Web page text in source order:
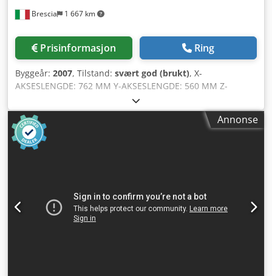
Brescia 1 667 km
Prisinformasjon Ring
Byggeår: 2007, Tilstand: svært god (brukt), X-
AKSESLENGDE: 762 MM Y-AKSESLENGDE: 560 MM Z-
AKSESLENGDE: 460 MM SPINDELHASTIGHET: 15 000 O/MIN
SPINDELKONUS: BT 40 BORDSTØRRELSE: 460 X 760 MM
MAKSIMAL LAST: 400 KG Codpfxjpyg Rks Adioha
HURTIGGANGE X/Y-AKSE: 40 000 MM/MIN HURTIGGANGE Z-
AKSE: 32 000 MM/MIN SKJÆRE MATEHASTIGHET: 32 000
STYRING: OSP - P200M
Annonse